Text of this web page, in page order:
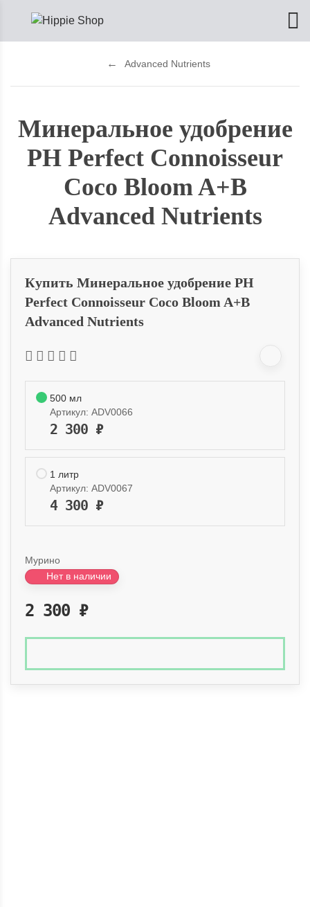
Advanced Nutrients
Минеральное удобрение
PH Perfect Connoisseur
Coco Bloom A+B
Advanced Nutrients
Купить Минеральное удобрение PH
Perfect Connoisseur Coco Bloom A+B
Advanced Nutrients
500 мл
Артикул: ADV0066
2 300 ₽
1 литр
Артикул: ADV0067
4 300 ₽
Мурино
Нет в наличии
2 300 ₽